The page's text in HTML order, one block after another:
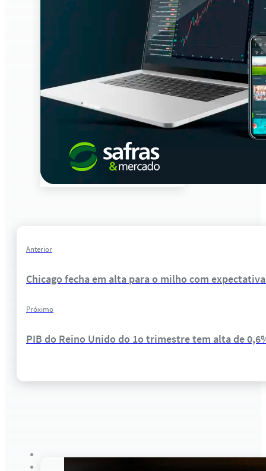
Anterior
Chicago fecha em alta para o milho com
Próximo
PIB do Reino Unido do 1o trimestre tem alta de